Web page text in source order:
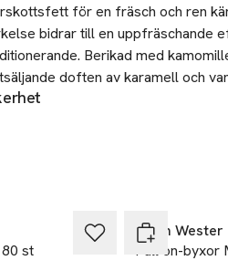
för en fräsch och ren
bidrar till en uppfräschande
Berikad med
doften av karamell och
Celcius. Förvaras oåtkomligt för
Dermarome AB
st
Carin Wester
Pull on-byxor